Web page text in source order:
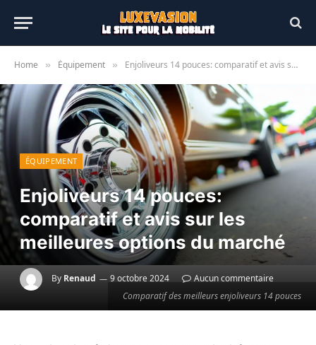
Home » Équipement » Enjoliveurs 14 pouces: comparatif et avis sur les meilleures options du marché
Comparatif des meilleurs enjoliveurs 14 pouces
ÉQUIPEMENT
Enjoliveurs 14 pouces:
comparatif et avis sur les
meilleures options du marché
By Renaud 9 octobre 2024 Aucun commentaire